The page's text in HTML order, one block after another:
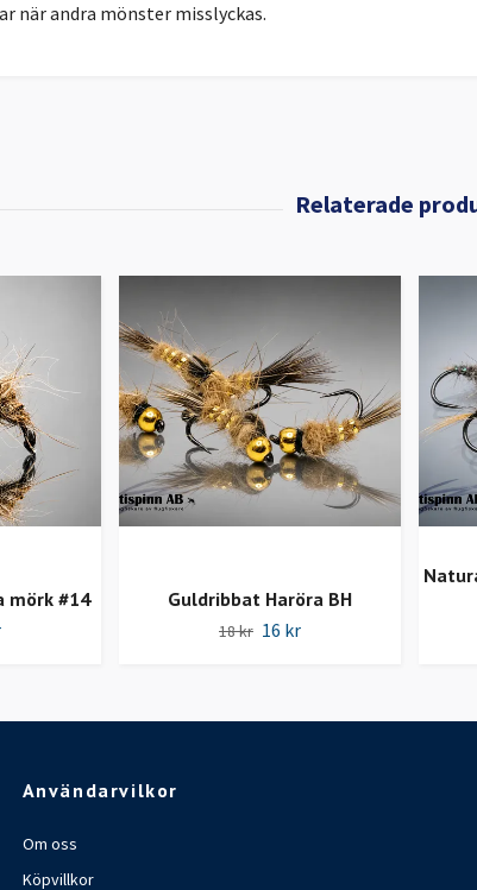
när andra mönster misslyckas.
mörk #14 Guldribbat Haröra BH
18 kr 16 kr
Användarvilkor
Om oss
Köpvillkor